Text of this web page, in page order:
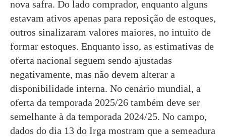
nova safra. Do lado comprador, enquanto alguns
estavam ativos apenas para reposição de estoques,
outros sinalizaram valores maiores, no intuito de
formar estoques. Enquanto isso, as estimativas de
oferta nacional seguem sendo ajustadas
negativamente, mas não devem alterar a
disponibilidade interna. No cenário mundial, a
oferta da temporada 2025/26 também deve ser
semelhante à da temporada 2024/25. No campo,
dados do dia 13 do Irga mostram que a semeadura